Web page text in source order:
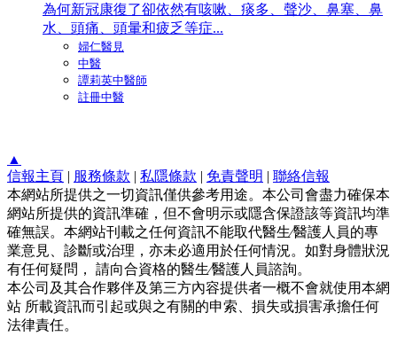
為何新冠康復了卻依然有咳嗽、痰多、聲沙、鼻塞、鼻
水、頭痛、頭暈和疲乏等症...
婦仁醫見
中醫
譚莉英中醫師
註冊中醫
▲
信報主頁 | 服務條款 | 私隱條款 | 免責聲明 | 聯絡信報
本網站所提供之一切資訊僅供參考用途。本公司會盡力確保本
網站所提供的資訊準確，但不會明示或隱含保證該等資訊均準
確無誤。本網站刊載之任何資訊不能取代醫生∕醫護人員的專
業意見、診斷或治理，亦未必適用於任何情況。如對身體狀況
有任何疑問， 請向合資格的醫生∕醫護人員諮詢。
本公司及其合作夥伴及第三方內容提供者一概不會就使用本網
站 所載資訊而引起或與之有關的申索、損失或損害承擔任何
法律責任。